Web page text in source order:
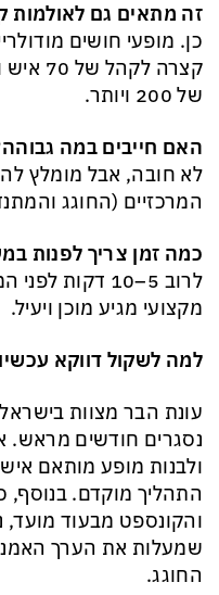
זה מתאים גם לאולמות
כן. מופעי חושים
קצרה
של 200 ויותר.
האם חייבים במה גבוהה
לא חובה, אבל מומלץ
המרכזיים (החוגג
כמה זמן צריך לפנות
לרוב 5–10
מקצועי מגיע מוכן ויעיל.
למה לשקול דווקא עכשיו
עונת הבר מצוות
נסגרים חודשים מראש.
ולבנות מופע מותאם
התהליך מוקדם. בנוסף,
והקונספט מבעוד מועד,
שמעלות את הערך
החוגג.